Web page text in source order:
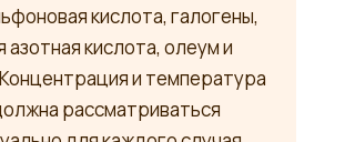
кислота, галогены,
кислота, олеум и
и температура
рассматриваться